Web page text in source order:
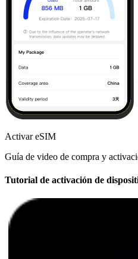
Activar eSIM
Guía de video de compra y
Tutorial de activación de